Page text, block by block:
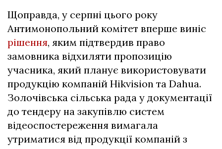
Щоправда, у серпні цього року
Антимонопольний комітет вперше виніс
рішення, яким підтвердив право
замовника відхиляти пропозицію
учасника, який планує використовувати
продукцію компаній Hikvision та Dahua.
Золочівська сільська рада у документації
до тендеру на закупівлю систем
відеоспостереження вимагала
утриматися від продукції компаній з